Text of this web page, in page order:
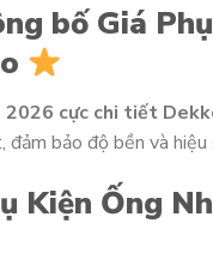
bố Giá
2026 cực chi tiết
bảo độ bền và
Kiện Ống